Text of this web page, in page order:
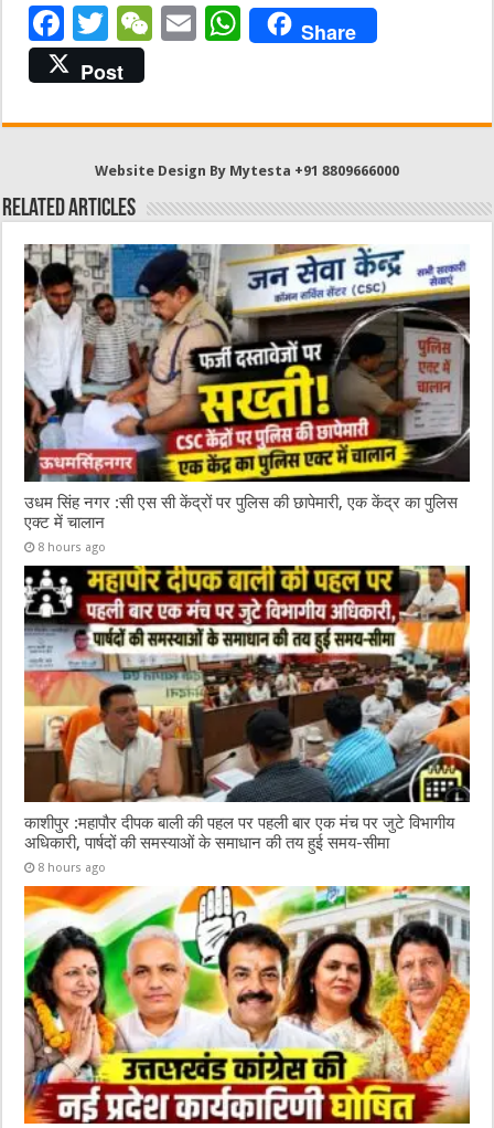
F
a
c
e
o
o
k
T
w
it
te
r
W
h
at
E
l
W
s
A
p
p
Share
Post
Website Design By Mytesta +91 8809666000
Related Articles
उधम सिंह नगर :सी एस सी केंद्रों पर पुलिस की छापेमारी, एक केंद्र का पुलिस
एक्ट में चालान
8 hours ago
काशीपुर :महापौर दीपक बाली की पहल पर पहली बार एक मंच पर जुटे विभागीय
अधिकारी, पार्षदों की समस्याओं के समाधान की तय हुई समय-सीमा
8 hours ago